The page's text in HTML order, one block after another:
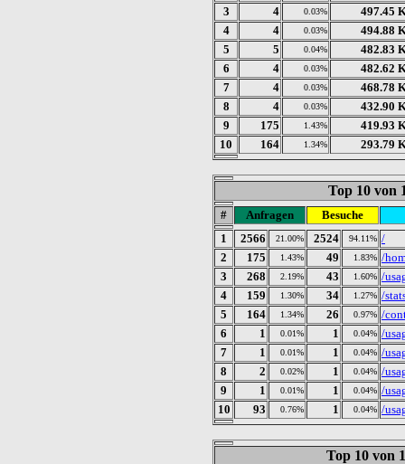
3
4 0.03%
497.45
4
4 0.03%
494.88
5
5 0.04%
482.83
6
4 0.03%
482.62
7
4 0.03%
468.78
8
4 0.03%
432.90
9
175 1.43%
419.93
10
164 1.34% 293.79
Top 10 von
# Anfragen
Besuche
1
2566 21.00% 2524 94.11% /
2
175 1.43% 49 1.83% /
3
268 2.19% 43 1.60% /
4
159 1.30% 34 1.27% /
5
164 1.34% 26 0.97% /
6
1 0.01% 1 0.04% /
7
1 0.01% 1 0.04% /
8
2 0.02% 1 0.04% /
9
1 0.01% 1 0.04% /
10
93 0.76% 1 0.04% /
Top 10 von